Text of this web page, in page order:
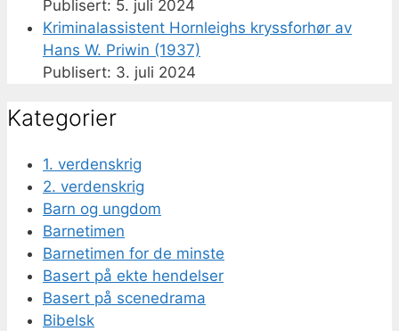
5. juli 2024
Kriminalassistent Hornleighs kryssforhør av
Hans W. Priwin (1937)
3. juli 2024
Kategorier
1. verdenskrig
2. verdenskrig
Barn og ungdom
Barnetimen
Barnetimen for de minste
Basert på ekte hendelser
Basert på scenedrama
Bibelsk